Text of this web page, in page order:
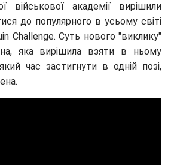
військової академії вирішили
до популярного в усьому світі
Challenge. Суть нового "виклику"
яка вирішила взяти в ньому
час застигнути в одній позі,